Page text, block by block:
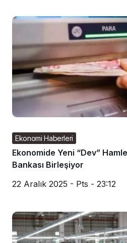
Ekonomi Haberleri
Ekonomide Yeni “Dev”
Bankası Birleşiyor
22 Aralık 2025 - Pts - 23:12